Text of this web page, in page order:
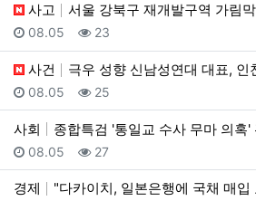
사고 서울 강북구 재개발구역 가림
등록일
08.05 조회
23
사건 극우 성향 신남성연대 대표, 인천
등록일
08.05 조회
25
사회 종합특검 '통일교 수사 무마 의혹
등록일
08.05 조회
27
경제 "다카이치, 일본은행에 국채 매